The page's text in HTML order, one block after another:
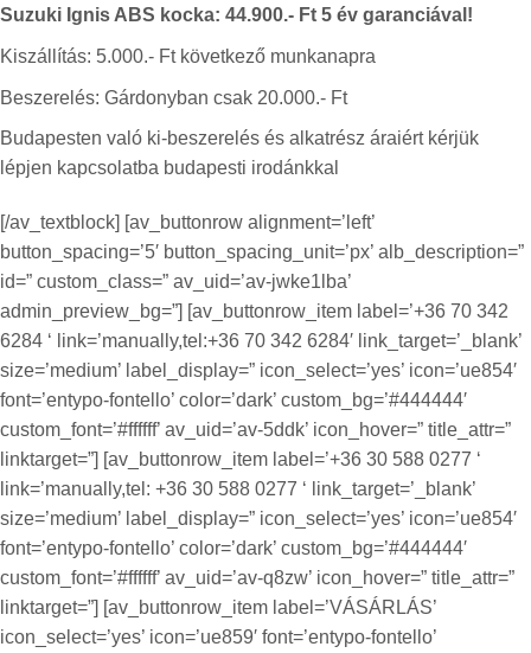
Suzuki Ignis ABS kocka: 44.900.- Ft 5 év garanciával!
Kiszállítás: 5.000.- Ft következő munkanapra
Beszerelés: Gárdonyban csak 20.000.- Ft
Budapesten való ki-beszerelés és alkatrész áraiért kérjük
lépjen kapcsolatba budapesti irodánkkal
[/av_textblock] [av_buttonrow alignment=’left’
button_spacing=’5′ button_spacing_unit=’px’ alb_description=”
id=” custom_class=” av_uid=’av-jwke1lba’
admin_preview_bg=”] [av_buttonrow_item label=’+36 70 342
6284 ‘ link=’manually,tel:+36 70 342 6284′ link_target=’_blank’
size=’medium’ label_display=” icon_select=’yes’ icon=’ue854′
font=’entypo-fontello’ color=’dark’ custom_bg=’#444444′
custom_font=’#ffffff’ av_uid=’av-5ddk’ icon_hover=” title_attr=”
linktarget=”] [av_buttonrow_item label=’+36 30 588 0277 ‘
link=’manually,tel: +36 30 588 0277 ‘ link_target=’_blank’
size=’medium’ label_display=” icon_select=’yes’ icon=’ue854′
font=’entypo-fontello’ color=’dark’ custom_bg=’#444444′
custom_font=’#ffffff’ av_uid=’av-q8zw’ icon_hover=” title_attr=”
linktarget=”] [av_buttonrow_item label=’VÁSÁRLÁS’
icon_select=’yes’ icon=’ue859′ font=’entypo-fontello’